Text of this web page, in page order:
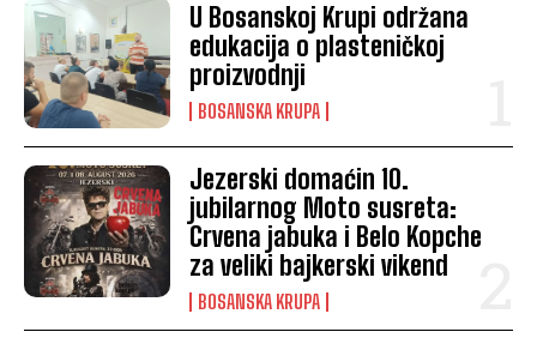
U Bosanskoj Krupi održana
edukacija o plasteničkoj
proizvodnji
BOSANSKA KRUPA
Jezerski domaćin 10.
jubilarnog Moto susreta:
Crvena jabuka i Belo Kopche
za veliki bajkerski vikend
BOSANSKA KRUPA